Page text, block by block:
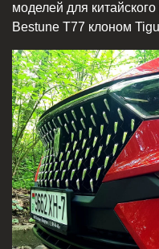
моделей для
Bestune T77 клоном